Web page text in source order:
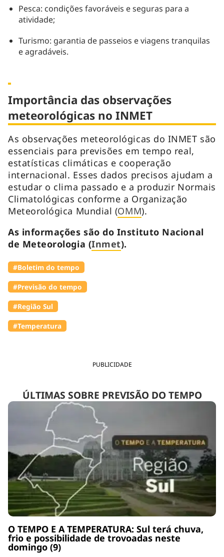
PUBLICIDADE
ÚLTIMAS SOBRE PREVISÃO DO TEMPO
O TEMPO E A TEMPERATURA: Sul terá chuva,
frio e possibilidade de trovoadas neste
domingo (9)
Pesca: condições favoráveis e seguras para a
atividade;
Turismo: garantia de passeios e viagens tranquilas
e agradáveis.
Importância das observações
meteorológicas no INMET
As observações meteorológicas do INMET são
essenciais para previsões em tempo real,
estatísticas climáticas e cooperação
internacional. Esses dados precisos ajudam a
estudar o clima passado e a produzir Normais
Climatológicas conforme a Organização
Meteorológica Mundial (OMM).
As informações são do Instituto Nacional
de Meteorologia (Inmet).
#Boletim do tempo
#Previsão do tempo
#Região Sul
#Temperatura